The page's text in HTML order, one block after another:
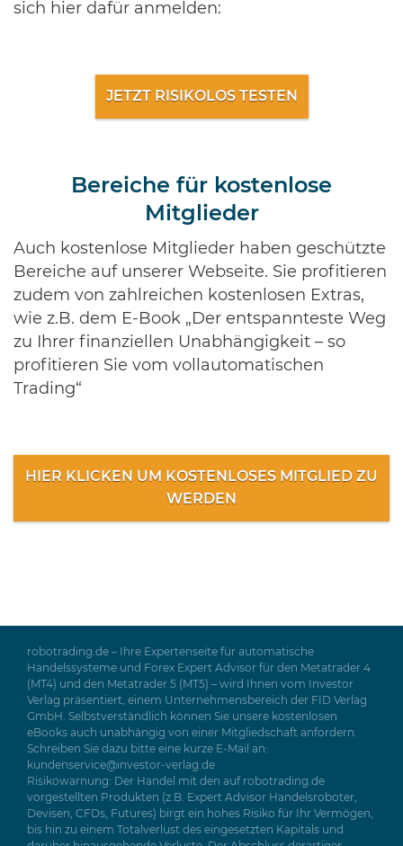
sich hier dafür anmelden:
JETZT RISIKOLOS TESTEN
Bereiche für kostenlose
Mitglieder
Auch kostenlose Mitglieder haben geschützte
Bereiche auf unserer Webseite. Sie profitieren
zudem von zahlreichen kostenlosen Extras,
wie z.B. dem E-Book „Der entspannteste Weg
zu Ihrer finanziellen Unabhängigkeit – so
profitieren Sie vom vollautomatischen
Trading“
HIER KLICKEN UM KOSTENLOSES MITGLIED ZU
WERDEN
robotrading.de – Ihre Expertenseite für automatische
Handelssysteme und Forex Expert Advisor für den Metatrader 4
(MT4) und den Metatrader 5 (MT5) – wird Ihnen vom Investor
Verlag präsentiert, einem Unternehmensbereich der FID Verlag
GmbH. Selbstverständlich können Sie unsere kostenlosen
eBooks auch unabhängig von einer Mitgliedschaft anfordern.
Schreiben Sie dazu bitte eine kurze E-Mail an:
kundenservice@investor-verlag.de
Risikowarnung: Der Handel mit den auf robotrading.de
vorgestellten Produkten (z.B. Expert Advisor Handelsroboter,
Devisen, CFDs, Futures) birgt ein hohes Risiko für Ihr Vermögen,
bis hin zu einem Totalverlust des eingesetzten Kapitals und